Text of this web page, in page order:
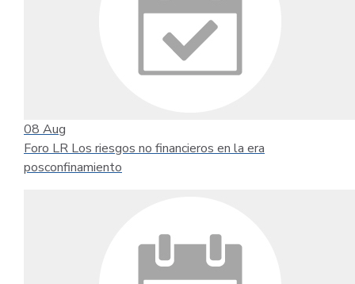
08 Aug
Foro LR Los riesgos no financieros en la era
posconfinamiento